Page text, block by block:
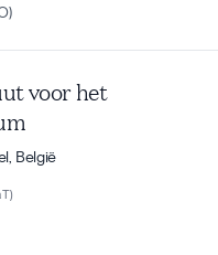
voor het
België